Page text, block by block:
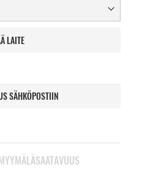
LAITE
SÄHKÖPOSTIIN